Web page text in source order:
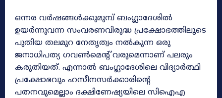
ഒന്നര വർഷങ്ങൾക്കുമുമ്പ് ബംഗ്ലാദേശിൽ
ഉയർന്നുവന്ന സംവരണവിരുദ്ധ പ്രക്ഷോഭത്തിലൂടെ
പുതിയ തലമുറ നേതൃത്വം നൽകുന്ന ഒരു
ജനാധിപത്യ ഗവൺമെന്റ് വരുമെന്നാണ് പലരും
കരുതിയത്. എന്നാൽ ബംഗ്ലാദേശിലെ വിദ്യാർത്ഥി
പ്രക്ഷോഭവും ഹസീനസർക്കാരിന്റെ
പതനവുമെല്ലാം ദക്ഷിണേഷ്യയിലെ സിഐഎ